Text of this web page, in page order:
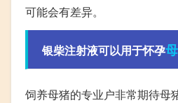
可能会有差异。
银柴注射液可以用于怀孕
饲养母猪的专业户非常期待母